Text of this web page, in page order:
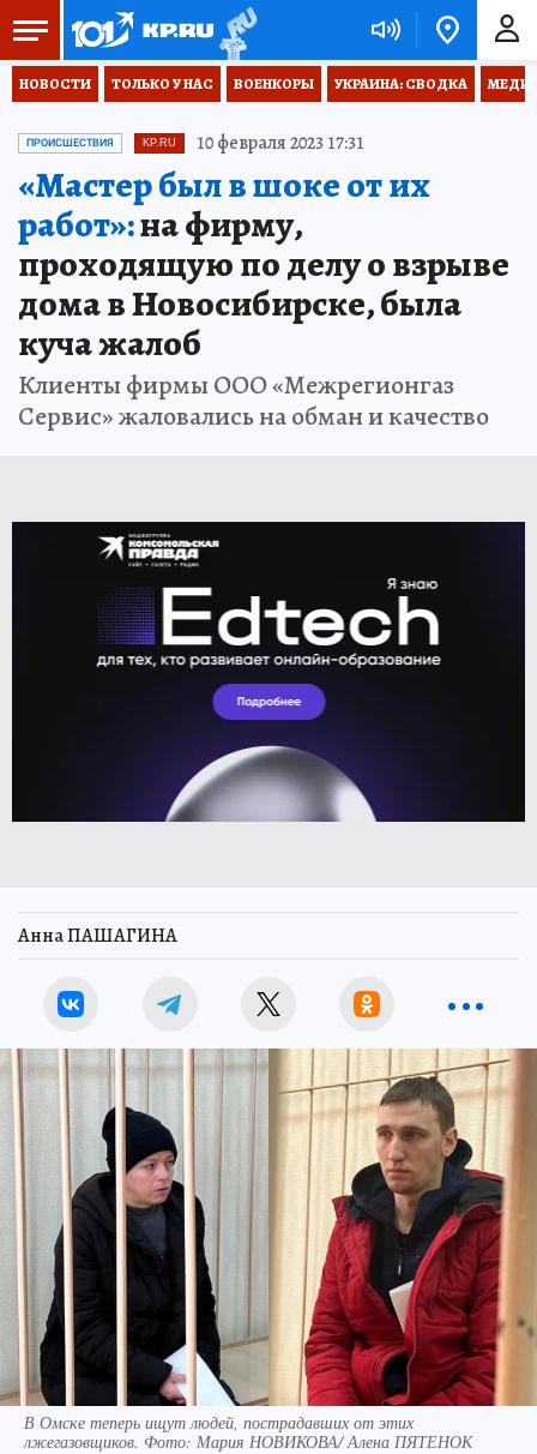
НОВОСТИ ТОЛЬКО У НАС ВОЕНКОРЫ УКРАИНА: СВОДКА
ПРОИСШЕСТВИЯ KP.RU 10 февраля 2023 17:31
«Мастер был в шоке от их
работ»:на фирму,
проходящую по делу о взрыве
дома в Новосибирске, была
куча жалоб
Клиенты фирмы ООО «Межрегионгаз
Сервис» жаловались на обман и качество
Анна ПАШАГИНА
В Омске теперь ищут людей, пострадавших от этих
лжегазовщиков. Фото: Мария НОВИКОВА/ Алена ПЯТЕНОК